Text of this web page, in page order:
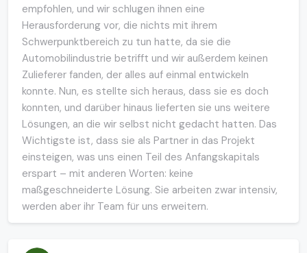
empfohlen, und wir schlugen ihnen eine
Herausforderung vor, die nichts mit ihrem
Schwerpunktbereich zu tun hatte, da sie die
Automobilindustrie betrifft und wir außerdem keinen
Zulieferer fanden, der alles auf einmal entwickeln
konnte. Nun, es stellte sich heraus, dass sie es doch
konnten, und darüber hinaus lieferten sie uns weitere
Lösungen, an die wir selbst nicht gedacht hatten. Das
Wichtigste ist, dass sie als Partner in das Projekt
einsteigen, was uns einen Teil des Anfangskapitals
erspart – mit anderen Worten: keine
maßgeschneiderte Lösung. Sie arbeiten zwar intensiv,
werden aber ihr Team für uns erweitern.